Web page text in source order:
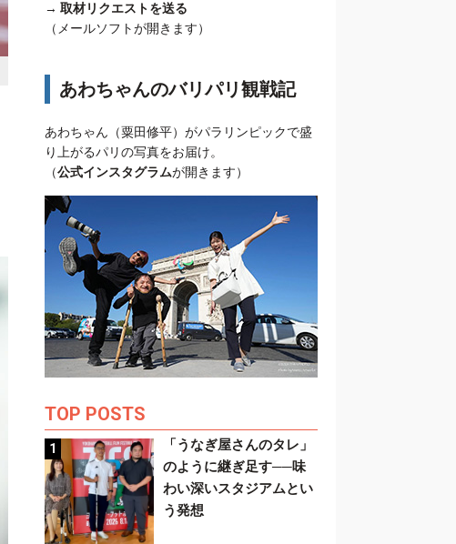
→ 取材リクエストを送る
（メールソフトが開きます）
あわちゃんのバリパリ観戦記
あわちゃん（粟田修平）がパラリンピックで盛
り上がるパリの写真をお届け。
（公式インスタグラムが開きます）
TOP POSTS
「うなぎ屋さんのタレ」
のように継ぎ足す──味
わい深いスタジアムとい
う発想